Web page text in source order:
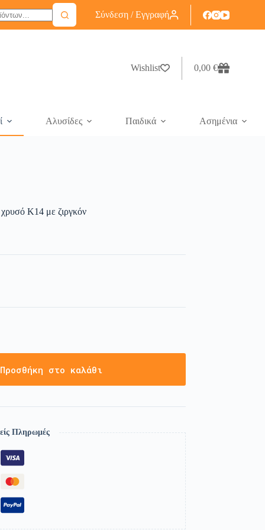
Σύνδεση / Εγγραφή
Wishlist 0,00 €
Αλυσίδες Παιδικά Ασημένια
χρυσό Κ14 με ζιργκόν
Προσθήκη στο καλάθι
Πληρωμές